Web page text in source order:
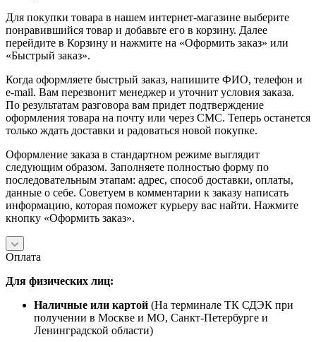
Для покупки товара в нашем интернет-магазине выберите
понравившийся товар и добавьте его в корзину. Далее
перейдите в Корзину и нажмите на «Оформить заказ» или
«Быстрый заказ».
Когда оформляете быстрый заказ, напишите ФИО, телефон и
e-mail. Вам перезвонит менеджер и уточнит условия заказа.
По результатам разговора вам придет подтверждение
оформления товара на почту или через СМС. Теперь останется
только ждать доставки и радоваться новой покупке.
Оформление заказа в стандартном режиме выглядит
следующим образом. Заполняете полностью форму по
последовательным этапам: адрес, способ доставки, оплаты,
данные о себе. Советуем в комментарии к заказу написать
информацию, которая поможет курьеру вас найти. Нажмите
кнопку «Оформить заказ».
Оплата
Для физических лиц:
Наличные или картой (На терминале ТК СДЭК при
получении в Москве и МО, Санкт-Петербурге и
Ленинградской области)